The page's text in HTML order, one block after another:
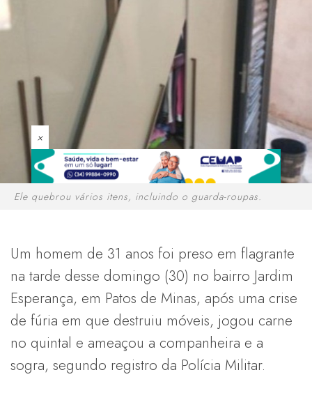
×
Ele quebrou vários itens, incluindo o guarda-roupas.
Um homem de 31 anos foi preso em flagrante
na tarde desse domingo (30) no bairro Jardim
Esperança, em Patos de Minas, após uma crise
de fúria em que destruiu móveis, jogou carne
no quintal e ameaçou a companheira e a
sogra, segundo registro da Polícia Militar.